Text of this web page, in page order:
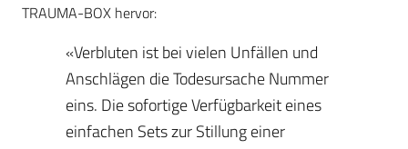
TRAUMA-BOX hervor:
«Verbluten ist bei vielen Unfällen und
Anschlägen die Todesursache Nummer
eins. Die sofortige Verfügbarkeit eines
einfachen Sets zur Stillung einer